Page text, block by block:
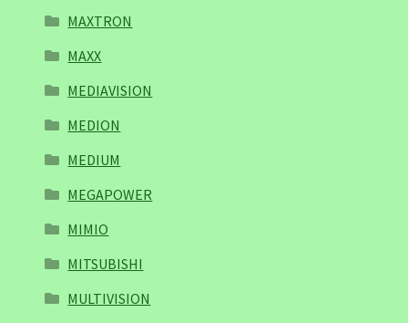
MAXTRON
MAXX
MEDIAVISION
MEDION
MEDIUM
MEGAPOWER
MIMIO
MITSUBISHI
MULTIVISION